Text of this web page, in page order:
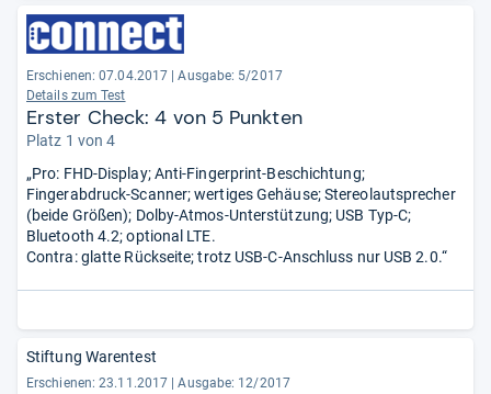
Erschienen: 07.04.2017
Ausgabe: 5/2017
Details zum Test
Erster Check: 4 von 5 Punkten
Platz 1 von 4
„Pro: FHD-Display; Anti-Fingerprint-Beschichtung;
Fingerabdruck-Scanner; wertiges Gehäuse; Stereolautsprecher
(beide Größen); Dolby-Atmos-Unterstützung; USB Typ-C;
Bluetooth 4.2; optional LTE.
Contra: glatte Rückseite; trotz USB-C-Anschluss nur USB 2.0.“
Stiftung Warentest
Erschienen: 23.11.2017
Ausgabe: 12/2017